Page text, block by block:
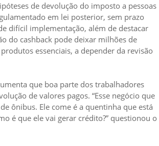
de devolução do imposto a pessoas
em lei posterior, sem prazo
difícil implementação, além de destacar
do cashback pode deixar milhões de
essenciais, a depender da revisão
que boa parte dos trabalhadores
de valores pagos. “Esse negócio que
ônibus. Ele come é a quentinha que está
é que ele vai gerar crédito?” questionou o